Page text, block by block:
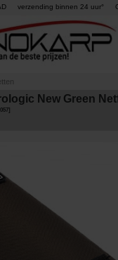
verzending binnen 24 uur°
New Green
]